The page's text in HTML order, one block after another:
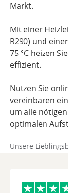
Markt.
Mit einer
R290) und
75 °C heizen
effizient.
Nutzen Sie
vereinbaren
um alle
optimalen
Unsere